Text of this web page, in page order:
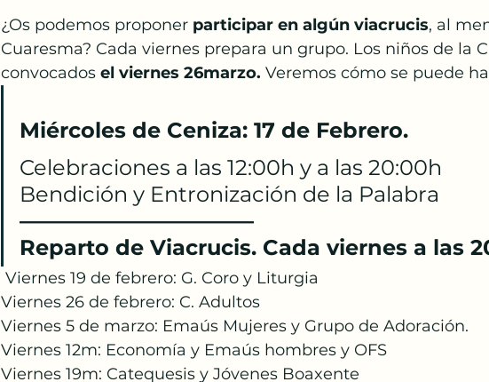
¿Os podemos proponer participar en algún viacrucis, al
Cuaresma? Cada viernes prepara un grupo. Los niños de la
convocados el viernes 26marzo. Veremos cómo se puede
Miércoles de Ceniza: 17 de Febrero.
Celebraciones a las 12:00h y a las 20:00h
Bendición y Entronización de la Palabra
———————————
Reparto de Viacrucis. Cada viernes a las
Viernes 19 de febrero: G. Coro y Liturgia
Viernes 26 de febrero: C. Adultos
Viernes 5 de marzo: Emaús Mujeres y Grupo de Adoración.
Viernes 12m: Economía y Emaús hombres y OFS
Viernes 19m: Catequesis y Jóvenes Boaxente